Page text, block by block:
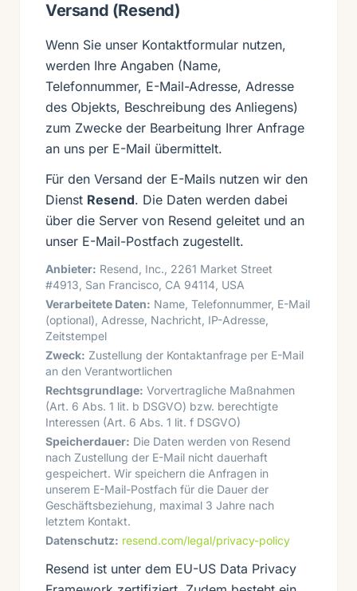
Versand (Resend)
Wenn Sie unser Kontaktformular nutzen,
werden Ihre Angaben (Name,
Telefonnummer, E-Mail-Adresse, Adresse
des Objekts, Beschreibung des Anliegens)
zum Zwecke der Bearbeitung Ihrer Anfrage
an uns per E-Mail übermittelt.
Für den Versand der E-Mails nutzen wir den
Dienst Resend. Die Daten werden dabei
über die Server von Resend geleitet und an
unser E-Mail-Postfach zugestellt.
Anbieter: Resend, Inc., 2261 Market Street
#4913, San Francisco, CA 94114, USA
Verarbeitete Daten: Name, Telefonnummer, E-Mail
(optional), Adresse, Nachricht, IP-Adresse,
Zeitstempel
Zweck: Zustellung der Kontaktanfrage per E-Mail
an den Verantwortlichen
Rechtsgrundlage: Vorvertragliche Maßnahmen
(Art. 6 Abs. 1 lit. b DSGVO) bzw. berechtigte
Interessen (Art. 6 Abs. 1 lit. f DSGVO)
Speicherdauer: Die Daten werden von Resend
nach Zustellung der E-Mail nicht dauerhaft
gespeichert. Wir speichern die Anfragen in
unserem E-Mail-Postfach für die Dauer der
Geschäftsbeziehung, maximal 3 Jahre nach
letztem Kontakt.
Datenschutz: resend.com/legal/privacy-policy
Resend ist unter dem EU-US Data Privacy